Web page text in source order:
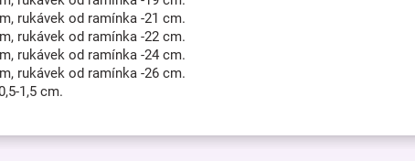
rukávek od ramínka -21 cm.
rukávek od ramínka -22 cm.
rukávek od ramínka -24 cm.
rukávek od ramínka -26 cm.
1,5 cm.